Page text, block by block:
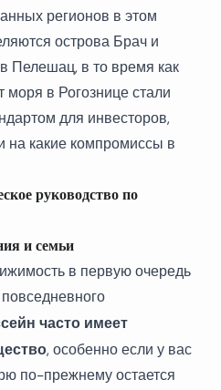
регионов в этом
острова Брач и
Пелешац, в то время как
моря в Рогознице стали
для инвесторов,
на какие компромиссы в
руководство по
и семьи
в первую очередь
часто имеет
, особенно если у вас
по-прежнему остается